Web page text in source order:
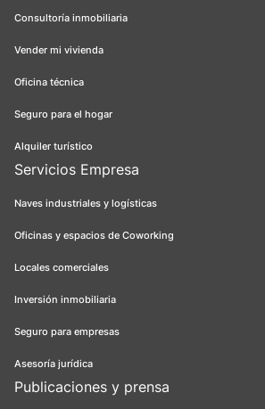
Consultoría inmobiliaria
Vender mi vivienda
Oficina técnica
Seguro para el hogar
Alquiler turístico
Servicios Empresa
Naves industriales y logísticas
Oficinas y espacios de Coworking
Locales comerciales
Inversión inmobiliaria
Seguro para empresas
Asesoría jurídica
Publicaciones y prensa